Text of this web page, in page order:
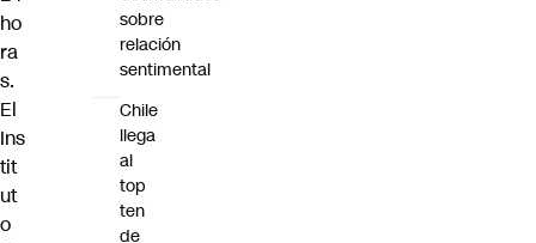
ho
ra
s.
El
Ins
tit
ut
o
sobre
relación
sentimental
Chile
llega
al
top
ten
de